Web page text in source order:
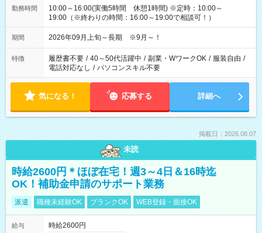
勤務時間
10:00～16:00(実働5時間 休憩1時間) ※定時：10:00～
19:00（※終わりの時間：16:00～19:00で相談可！）
期間 2026年09月上旬～長期 ※9月～！
特徴 履歴書不要 / 40～50代活躍中 / 副業・WワークOK / 服装自由 /
電話対応なし / パソコンスキル不要
気になる！ 応募する 詳細へ
掲載日：2026.08.07
未読
時給2600円＊ほぼ在宅！週3～4日＆16時迄
OK！補助金申請のサポート業務
派遣 職種未経験OK ブランクOK WEB登録・面接OK
給与
時給2600円